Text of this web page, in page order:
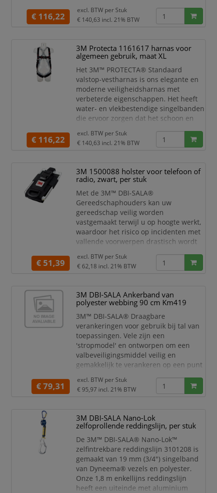
die langdurig leesbaar blijven voor
eenvoudige en gemakkelijke inspectie.
Valstopharnas voor betrouwbare
bescherming, comfort en gemak in
diverse stijlen en configuraties. Ons st
€ 116,22
excl. BTW per Stuk
€ 140,63 incl. 21% BTW
3M Protecta 1161617 harnas voor
algemeen gebruik, maat XL
Het 3M™ PROTECTA® Standaard
valstop-vestharnas is ons elegante en
moderne veiligheidsharnas met
verbeterde eigenschappen. Het heeft
water‑ en vlekbestendige singelbanden
die ervoor zorgen dat het schoon en
die langdurig leesbaar blijven voor
eenvoudige en gemakkelijke inspectie.
Valstopharnas voor betrouwbare
bescherming, comfort en gemak in
diverse stijlen en configuraties. Ons st
€ 116,22
excl. BTW per Stuk
€ 140,63 incl. 21% BTW
3M 1500088 holster voor telefoon of
radio, zwart, per stuk
Met de 3M™ DBI-SALA®
Gereedschaphouders kan uw
gereedschap veilig worden
vastgemaakt terwijl u op hoogte werkt,
waardoor het risico op incidenten met
vallende voorwerpen drastisch wordt
Compatibel met 3M™ DBI-SALA®
afstemming op het benodigde
gereedschap voor het werk
Bepaalde beschikbare modellen
zijn geventileerd en ontworpen
om de houder droog te houden
€ 51,39
excl. BTW per Stuk
€ 62,18 incl. 21% BTW
3M DBI-SALA Ankerband van
polyester webbing 90 cm Km419
3M™ DBI-SALA® Draagbare
verankeringen voor gebruik bij tal van
toepassingen. Vele zijn een
'stropmodel' en ontworpen om een
valbeveiligingsmiddel veilig en
gemakkelijk te verankeren op een punt
het normale bereik ligt.
dan conventionele draagriemen
Bescherming van het stikpatroon
Rubberen binnenzijde voor
slijtvastheid
Lichtgewicht
Kl
€ 79,31
excl. BTW per Stuk
€ 95,97 incl. 21% BTW
3M DBI-SALA Nano-Lok
zelfoprollende reddingslijn, per stuk
De 3M™ DBI-SALA® Nano-Lok™
zelfintrekbare reddingslijn 3101208 is
gemaakt van 19 mm (3/4") singelband
van Dyneema® vezels en polyester.
Onze 1,8 m enkellijns reddingslijn
heeft een uiteinde met aluminium